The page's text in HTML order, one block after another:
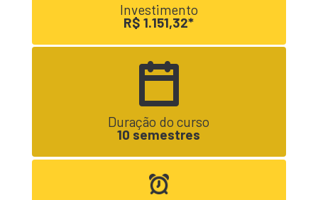
Investimento
R$ 1.151,32*
Duração do curso
10 semestres